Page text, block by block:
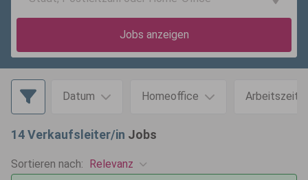
Jobs anzeigen
Datum Homeoffice Arbeitszeit
14Verkaufsleiter/in Jobs
Sortieren nach: Relevanz